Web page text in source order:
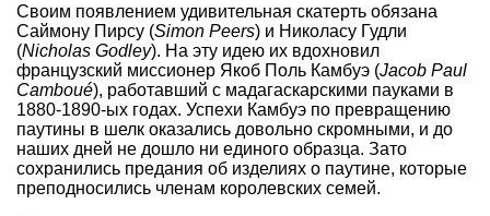
Своим появлением удивительная скатерть обязана
Саймону Пирсу (Simon Peers) и Николасу Гудли
(Nicholas Godley). На эту идею их вдохновил
французский миссионер Якоб Поль Камбуэ (Jacob Paul
Camboué), работавший с мадагаскарскими пауками в
1880-1890-ых годах. Успехи Камбуэ по превращению
паутины в шелк оказались довольно скромными, и до
наших дней не дошло ни единого образца. Зато
сохранились предания об изделиях о паутине, которые
преподносились членам королевских семей.